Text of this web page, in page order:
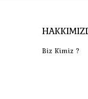
Biz Kimiz ?